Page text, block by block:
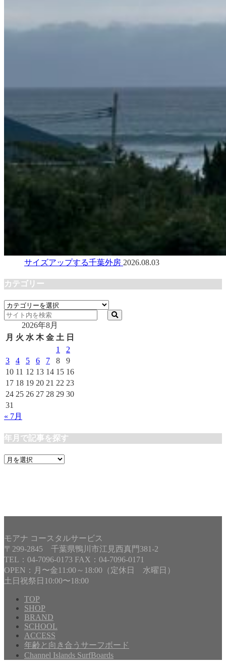
サイズアップする千葉外房 2026.08.03
カテゴリー
カ
テ
リ
2026年8月
月 火 水 木 金 土 日
1
2
3
4 5 6 7 8
9
10 11 12 13 14 15 16
17 18 19 20 21 22 23
24 25 26 27 28 29 30
31
« 7月
年月で記事を探す
年
モアナ コースタルサービス
〒299-2845 千葉県鴨川市江見西真門381-2
TEL：04-7096-0173 FAX：04-7096-0171
OPEN：月〜金11:00～18:00（定休日 水曜日）
土日祝祭日10:00〜18:00
TOP
SHOP
BRAND
SCHOOL
ACCESS
年齢と向き合うサーフボード
Channel Islands SurfBoards
Copyright©MOANA COASTAL SERVICE
Reserved.